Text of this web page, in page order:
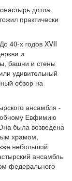
дотла.
практически
40-х годов XVII
и
башни и стены
удивительный
обзор на
ансамбля -
Евфимию
была возведена
храмом,
небольшой
ансамбль
федерального